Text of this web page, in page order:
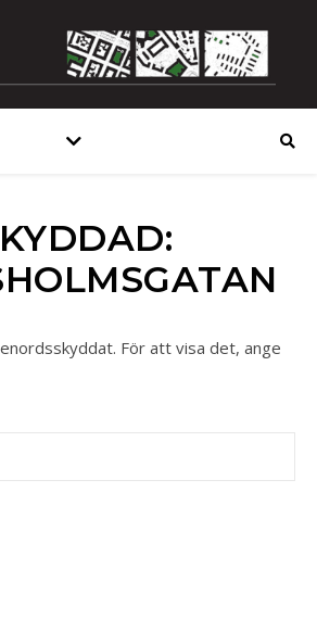
För att visa det, ange